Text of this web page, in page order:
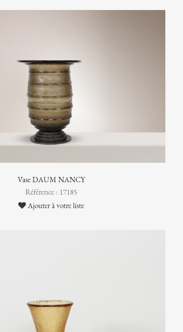
Vase DAUM NANCY
Référence : 17185
Ajouter à votre liste